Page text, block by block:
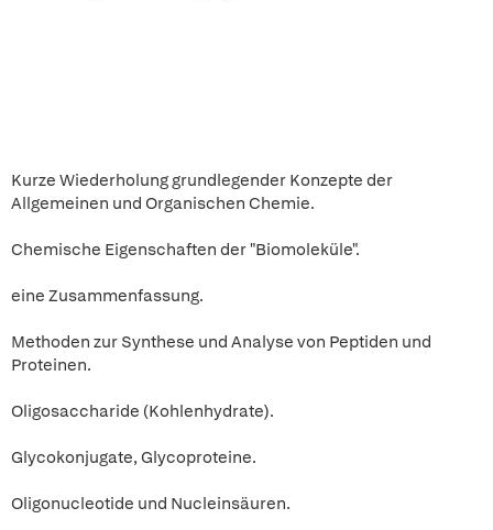
Kurze Wiederholung grundlegender Konzepte der
Allgemeinen und Organischen Chemie.
Chemische Eigenschaften der "Biomoleküle".
eine Zusammenfassung.
Methoden zur Synthese und Analyse von Peptiden und
Proteinen.
Oligosaccharide (Kohlenhydrate).
Glycokonjugate, Glycoproteine.
Oligonucleotide und Nucleinsäuren.